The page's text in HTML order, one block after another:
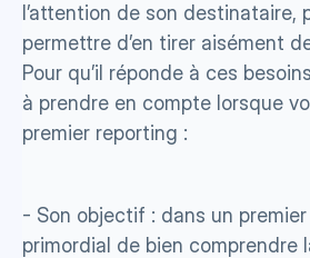
l’attention de son
permettre d’en tirer aisément
Pour qu’il réponde à ces
à prendre en compte lorsque
premier reporting :
- Son objectif : dans un
primordial de bien comprendre